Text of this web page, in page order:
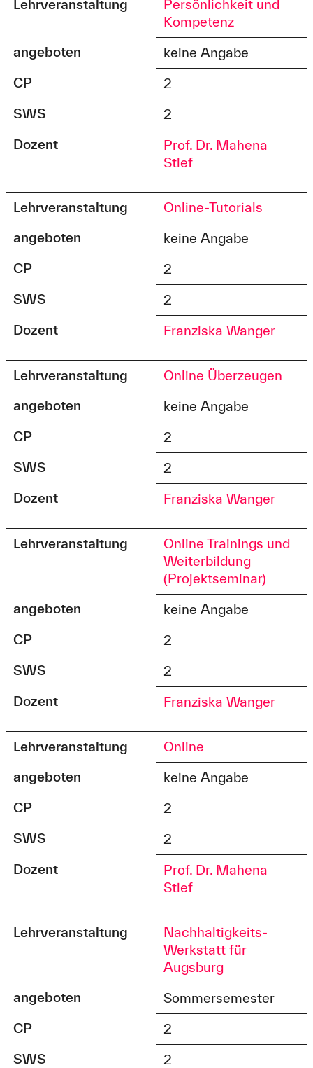
Lehrveranstaltung
Persönlichkeit und
Kompetenz
angeboten
keine Angabe
CP
2
SWS
2
Dozent
Prof. Dr. Mahena
Stief
Lehrveranstaltung
Online-Tutorials
angeboten
keine Angabe
CP
2
SWS
2
Dozent
Franziska Wanger
Lehrveranstaltung
Online Überzeugen
angeboten
keine Angabe
CP
2
SWS
2
Dozent
Franziska Wanger
Lehrveranstaltung
Online Trainings und
Weiterbildung
(Projektseminar)
angeboten
keine Angabe
CP
2
SWS
2
Dozent
Franziska Wanger
Lehrveranstaltung
Online
angeboten
keine Angabe
CP
2
SWS
2
Dozent
Prof. Dr. Mahena
Stief
Lehrveranstaltung
Nachhaltigkeits-
Werkstatt für
Augsburg
angeboten
Sommersemester
CP
2
SWS
2